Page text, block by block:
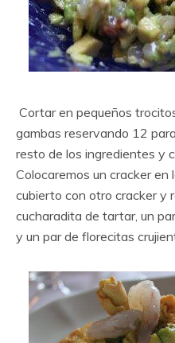
Cortar en pequeños
gambas reservando 12
resto de los ingredientes y
Colocaremos un cracker en
cubierto con otro cracker y
cucharadita de tartar, un
y un par de florecitas